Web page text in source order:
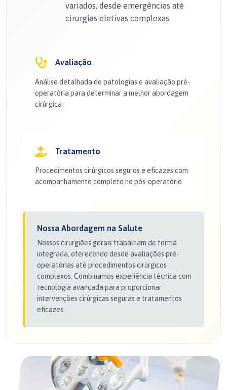
variados, desde emergências até
cirurgias eletivas complexas.
Avaliação
Análise detalhada de patologias e avaliação pré-
operatória para determinar a melhor abordagem
cirúrgica
Tratamento
Procedimentos cirúrgicos seguros e eficazes com
acompanhamento completo no pós-operatório
Nossa Abordagem na Salute
Nossos cirurgiões gerais trabalham de forma
integrada, oferecendo desde avaliações pré-
operatórias até procedimentos cirúrgicos
complexos. Combinamos experiência técnica com
tecnologia avançada para proporcionar
intervenções cirúrgicas seguras e tratamentos
eficazes.